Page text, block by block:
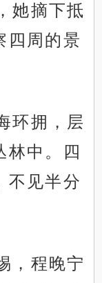
她摘下抵
四周的景
环拥，层
林中。四
不见半分
，程晚宁